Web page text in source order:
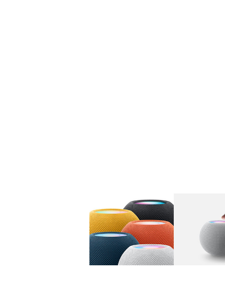
图库 图像 1